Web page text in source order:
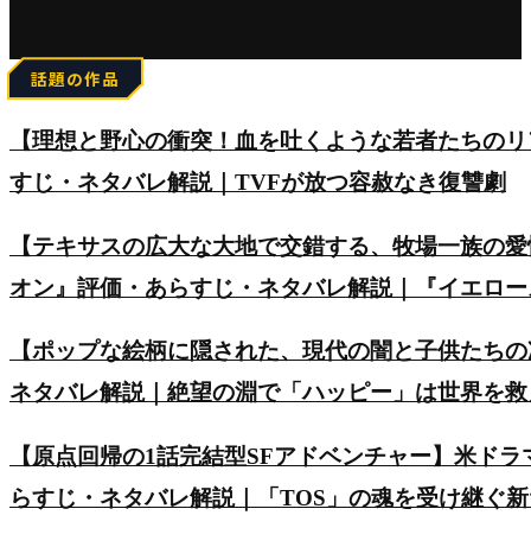
話題の作品
【理想と野心の衝突！血を吐くような若者たちの
すじ・ネタバレ解説｜TVFが放つ容赦なき復讐劇
【テキサスの広大な大地で交錯する、牧場一族の
オン』評価・あらすじ・ネタバレ解説｜『イエロ
【ポップな絵柄に隠された、現代の闇と子供たち
ネタバレ解説｜絶望の淵で「ハッピー」は世界を
【原点回帰の1話完結型SFアドベンチャー】米ド
らすじ・ネタバレ解説｜「TOS」の魂を受け継ぐ